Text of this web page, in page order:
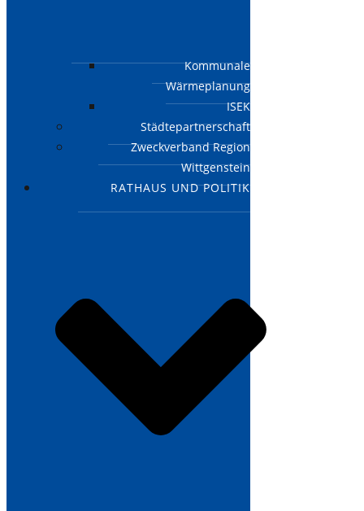
Kommunale
Wärmeplanung
ISEK
Städtepartnerschaft
Zweckverband Region
Wittgenstein
RATHAUS UND POLITIK